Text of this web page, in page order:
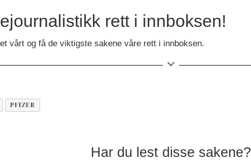
rett i innboksen!
vårt og få de viktigste sakene våre rett i innboksen.
PFIZER
Har du lest disse sakene?